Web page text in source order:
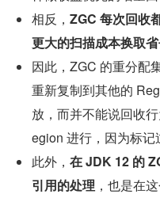
相反， ZGC 每次回收
更大的扫描成本换取
因此，ZGC 的重分配
重新复制到其他的
放，而并不能说回收
egion 进行，因为标记
此外， 在 JDK 12 的
引用的处理 ，也是在